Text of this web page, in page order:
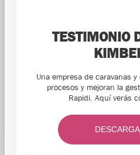
TESTIMONIO
Una empresa de caravanas
procesos y mejoran la
Rapidi. Aquí verás